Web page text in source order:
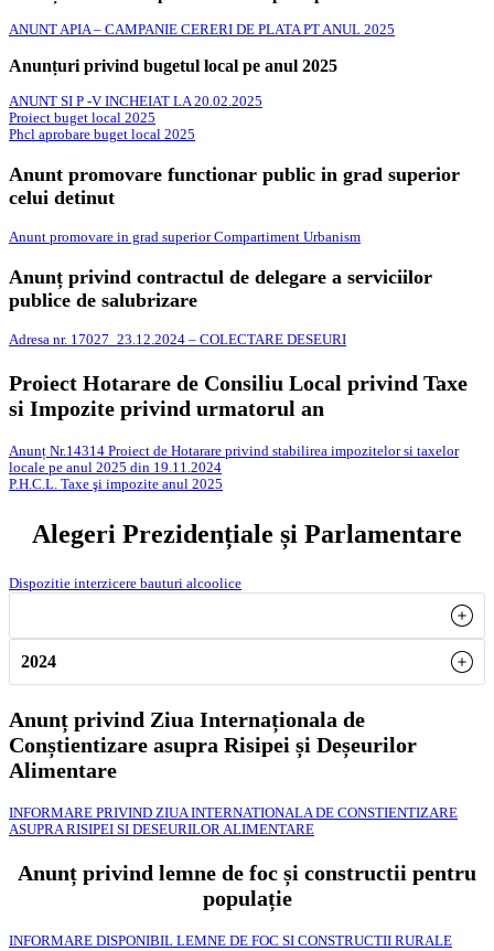
ANUNT APIA – CAMPANIE CERERI DE PLATA PT ANUL 2025
Anunțuri privind bugetul local pe anul 2025
ANUNT SI P -V INCHEIAT LA 20.02.2025
Proiect buget local 2025
Phcl aprobare buget local 2025
Anunt promovare functionar public in grad superior
celui detinut
Anunt promovare in grad superior Compartiment Urbanism
Anunț privind contractul de delegare a serviciilor
publice de salubrizare
Adresa nr. 17027_23.12.2024 – COLECTARE DESEURI
Proiect Hotarare de Consiliu Local privind Taxe
si Impozite privind urmatorul an
Anunț Nr.14314 Proiect de Hotarare privind stabilirea impozitelor si taxelor
locale pe anul 2025 din 19.11.2024
P.H.C.L. Taxe şi impozite anul 2025
Alegeri Prezidențiale și Parlamentare
Dispozitie interzicere bauturi alcoolice
2024
Anunț privind Ziua Internaționala de
Conștientizare asupra Risipei și Deșeurilor
Alimentare
INFORMARE PRIVIND ZIUA INTERNATIONALA DE CONSTIENTIZARE
ASUPRA RISIPEI SI DESEURILOR ALIMENTARE
Anunț privind lemne de foc și constructii pentru
populație
INFORMARE DISPONIBIL LEMNE DE FOC SI CONSTRUCTII RURALE